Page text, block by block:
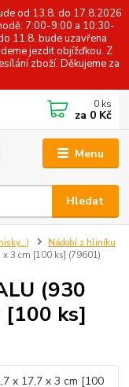
od 13.8. do 17.8.2026
7:00-9:00 a 10:30-
11.8. bude uzavřena
jezdit objížďkou. Z
zboží. Děkujeme za
Menu
Hledat
0 ks
za 0 Kč
Nádobí z hliníku
3 cm [100 ks] (79601)
(930
[100 ks]